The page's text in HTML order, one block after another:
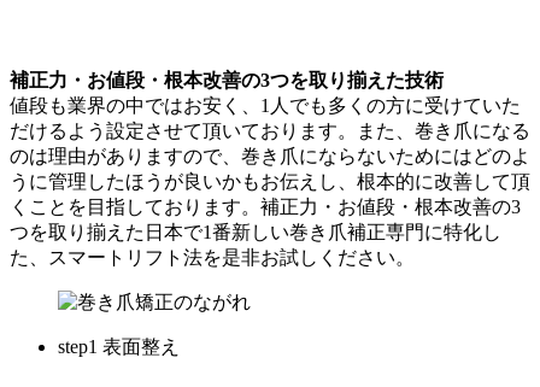
補正力・お値段・根本改善の3つを取り揃えた技術
値段も業界の中ではお安く、1人でも多くの方に受けていた
だけるよう設定させて頂いております。また、巻き爪になる
のは理由がありますので、巻き爪にならないためにはどのよ
うに管理したほうが良いかもお伝えし、根本的に改善して頂
くことを目指しております。補正力・お値段・根本改善の3
つを取り揃えた日本で1番新しい巻き爪補正専門に特化し
た、スマートリフト法を是非お試しください。
step1 表面整え